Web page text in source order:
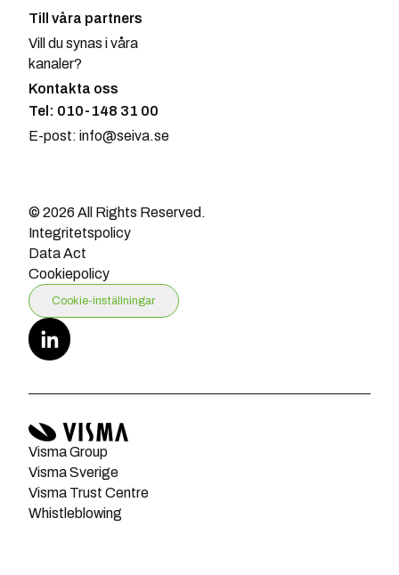
Till våra partners
Vill du synas i våra
kanaler?
Kontakta oss
Tel: 010-148 31 00
E-post: info@seiva.se
© 2026 All Rights Reserved.
Integritetspolicy
Data Act
Cookiepolicy
Cookie-inställningar
Visma Group
Visma Sverige
Visma Trust Centre
Whistleblowing